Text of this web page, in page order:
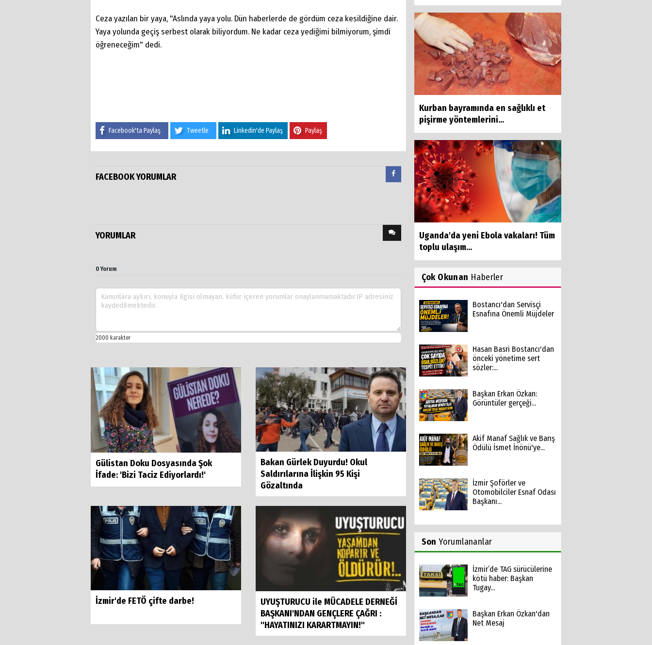
Ceza yazılan bir yaya, "Aslında yaya yolu. Dün haberlerde de gördüm ceza kesildiğine dair.
Yaya yolunda geçiş serbest olarak biliyordum. Ne kadar ceza yediğimi bilmiyorum, şimdi
öğreneceğim" dedi.
Facebook'ta Paylaş Tweetle Linkedin'de Paylaş Paylaş
FACEBOOK YORUMLAR
YORUMLAR
0 Yorum
Gülistan Doku Dosyasında Şok
İfade: 'Bizi Taciz Ediyorlardı!'
Bakan Gürlek Duyurdu! Okul
Saldırılarına İlişkin 95 Kişi
Gözaltında
İzmir'de FETÖ çifte darbe!
UYUŞTURUCU ile MÜCADELE DERNEĞİ
BAŞKANI'NDAN GENÇLERE ÇAĞRI :
"HAYATINIZI KARARTMAYIN!"
Kurban bayramında en sağlıklı et
pişirme yöntemlerini...
Uganda'da yeni Ebola vakaları! Tüm
toplu ulaşım...
Çok Okunan Haberler
Bostancı'dan Servisçi
Esnafına Önemli Müjdeler
Hasan Basri Bostancı'dan
önceki yönetime sert
sözler:...
Başkan Erkan Özkan:
Görüntüler gerçeği...
Akif Manaf Sağlık ve Barış
Ödülü İsmet İnönü'ye...
İzmir Şoförler ve
Otomobilciler Esnaf Odası
Başkanı...
Son Yorumlananlar
İzmir’de TAG sürücülerine
kötü haber: Başkan
Tugay...
Başkan Erkan Özkan'dan
Net Mesaj